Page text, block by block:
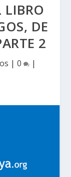
LIBRO
DE
2
| 0 |